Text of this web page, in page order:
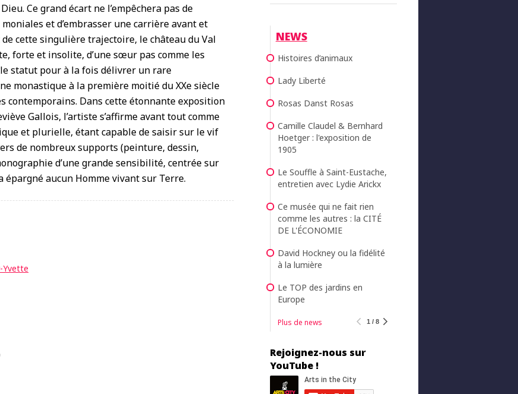
Ce grand écart ne l’empêchera pas de
et d’embrasser une carrière avant et
cette singulière trajectoire, le château du Val
forte et insolite, d’une sœur pas comme les
statut pour à la fois délivrer un rare
monastique à la première moitié du XXe siècle
contemporains. Dans cette étonnante exposition
Gallois, l’artiste s’affirme avant tout comme
et plurielle, étant capable de saisir sur le vif
de nombreux supports (peinture, dessin,
d’une grande sensibilité, centrée sur
épargné aucun Homme vivant sur Terre.
Yvette
NEWS
Histoires d’animaux
Lady Liberté
Rosas Danst Rosas
Camille Claudel & Bernhard
Hoetger : l'exposition de
1905
Le Souffle à Saint-Eustache,
entretien avec Lydie Arickx
Ce musée qui ne fait rien
comme les autres : la CITÉ
DE L'ÉCONOMIE
David Hockney ou la fidélité
à la lumière
Le TOP des jardins en
Europe
Plus de news 1 / 8
Rejoignez-nous sur
YouTube !